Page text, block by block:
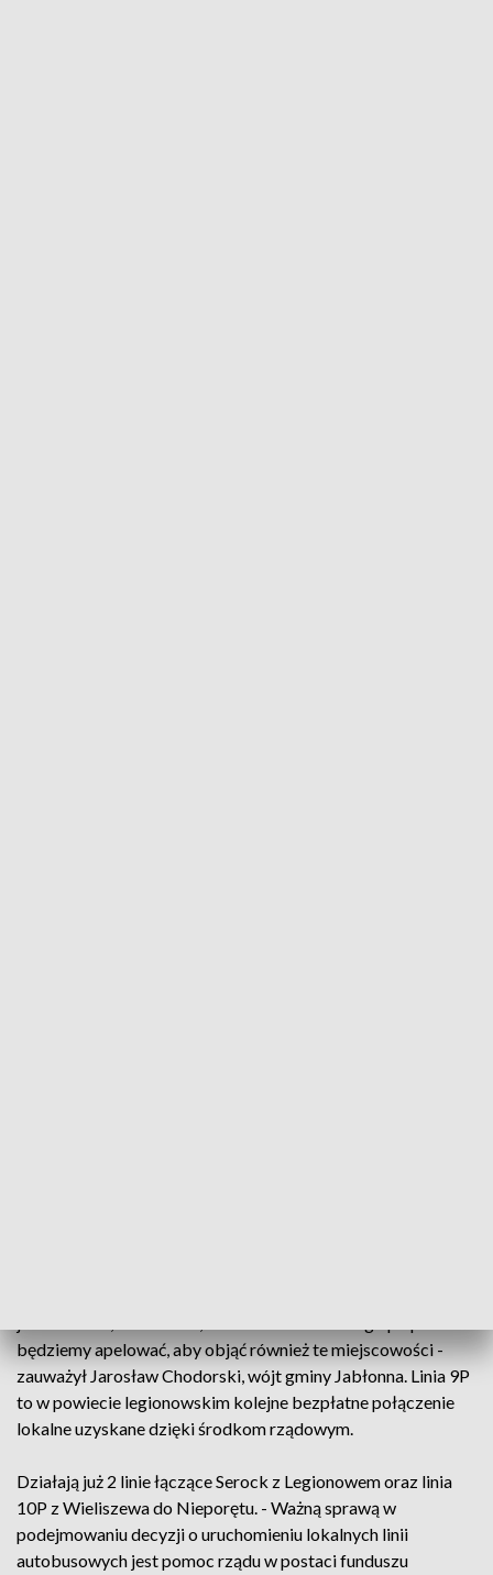
będziemy apelować, aby objąć również te miejscowości -
zauważył Jarosław Chodorski, wójt gminy Jabłonna. Linia 9P
to w powiecie legionowskim kolejne bezpłatne połączenie
lokalne uzyskane dzięki środkom rządowym.
Działają już 2 linie łączące Serock z Legionowem oraz linia
10P z Wieliszewa do Nieporętu. - Ważną sprawą w
podejmowaniu decyzji o uruchomieniu lokalnych linii
autobusowych jest pomoc rządu w postaci funduszu